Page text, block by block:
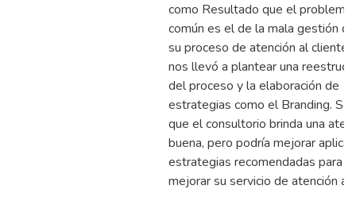
como Resultado que el problema
común es el de la mala gestión
su proceso de atención al cliente
nos llevó a plantear una
del proceso y la elaboración de
estrategias como el Branding. Se
que el consultorio brinda una
buena, pero podría mejorar
estrategias recomendadas para
mejorar su servicio de atención al